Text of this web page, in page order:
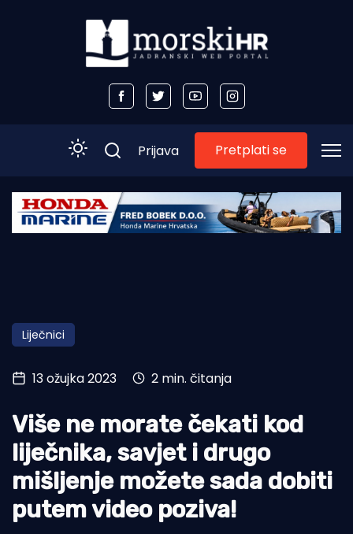
Početna
Obala
Otoci
Turizam i nautika
Pomorstvo
Ribolov
Ekologija
Tradicija i kultura
Prijava Pretplati se
Liječnici
13 ožujka 2023 2 min. čitanja
Više ne morate čekati kod
liječnika, savjet i drugo
mišljenje možete sada dobiti
putem video poziva!